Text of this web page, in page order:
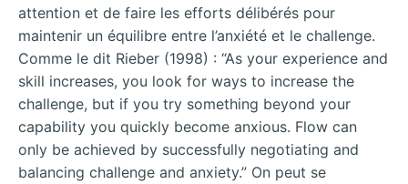
attention et de faire les efforts délibérés pour
maintenir un équilibre entre l’anxiété et le challenge.
Comme le dit Rieber (1998) : “As your experience and
skill increases, you look for ways to increase the
challenge, but if you try something beyond your
capability you quickly become anxious. Flow can
only be achieved by successfully negotiating and
balancing challenge and anxiety.” On peut se